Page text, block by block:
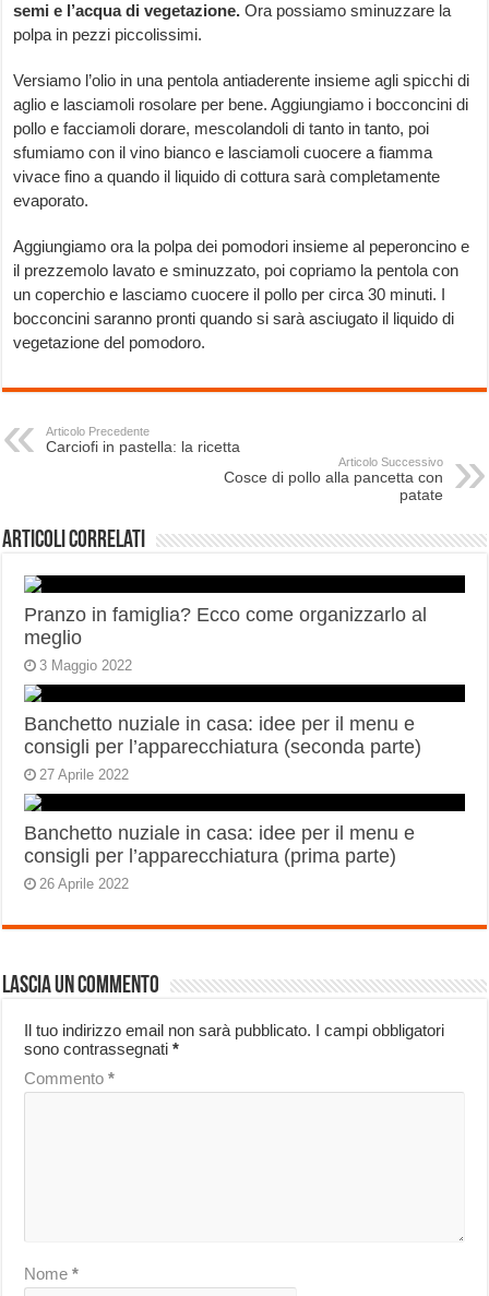
semi e l’acqua di vegetazione. Ora possiamo sminuzzare la
polpa in pezzi piccolissimi.
Versiamo l’olio in una pentola antiaderente insieme agli spicchi di
aglio e lasciamoli rosolare per bene. Aggiungiamo i bocconcini di
pollo e facciamoli dorare, mescolandoli di tanto in tanto, poi
sfumiamo con il vino bianco e lasciamoli cuocere a fiamma
vivace fino a quando il liquido di cottura sarà completamente
evaporato.
Aggiungiamo ora la polpa dei pomodori insieme al peperoncino e
il prezzemolo lavato e sminuzzato, poi copriamo la pentola con
un coperchio e lasciamo cuocere il pollo per circa 30 minuti. I
bocconcini saranno pronti quando si sarà asciugato il liquido di
vegetazione del pomodoro.
Articolo Precedente
Carciofi in pastella: la ricetta
Articolo Successivo
Cosce di pollo alla pancetta con
patate
Articoli correlati
Pranzo in famiglia? Ecco come organizzarlo al
meglio
3 Maggio 2022
Banchetto nuziale in casa: idee per il menu e
consigli per l’apparecchiatura (seconda parte)
27 Aprile 2022
Banchetto nuziale in casa: idee per il menu e
consigli per l’apparecchiatura (prima parte)
26 Aprile 2022
Lascia un commento
Il tuo indirizzo email non sarà pubblicato. I campi obbligatori
sono contrassegnati*
Commento*
Nome*